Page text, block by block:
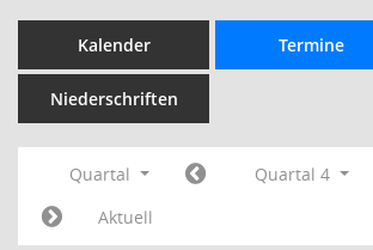
Kalender Termine
Niederschriften
Quartal Quartal 4
Aktuell